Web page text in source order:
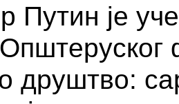
Путин је
друштво: